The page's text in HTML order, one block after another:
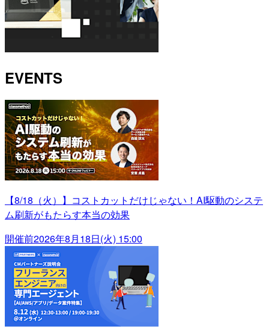
EVENTS
【8/18（火）】コストカットだけじゃない！AI駆動のシステ
ム刷新がもたらす本当の効果
開催前2026年8月18日(火) 15:00